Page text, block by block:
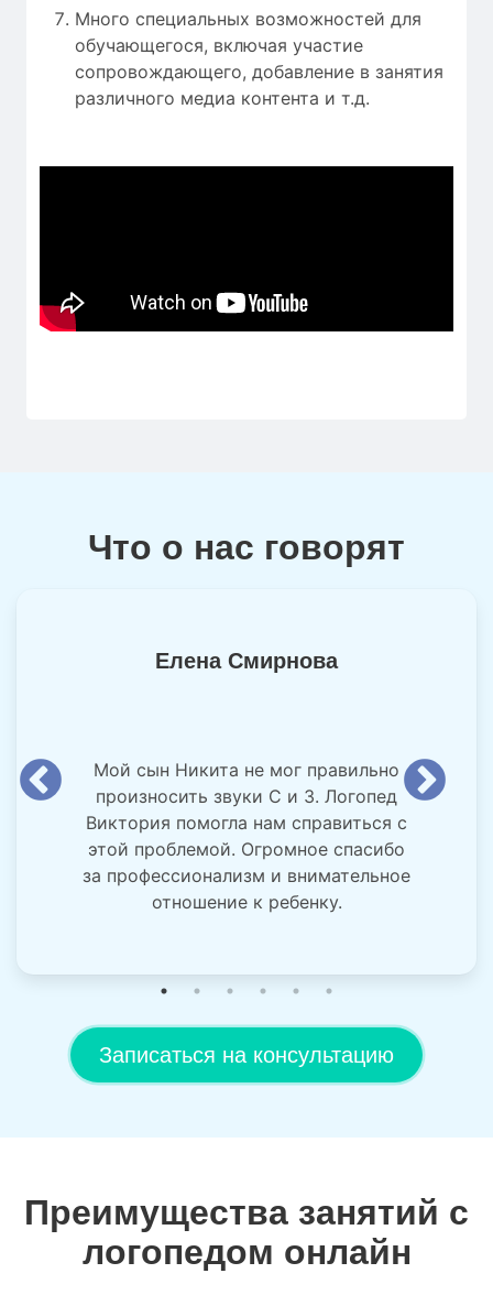
Много специальных возможностей для
обучающегося, включая участие
сопровождающего, добавление в занятия
различного медиа контента и т.д.
Что о нас говорят
Елена Смирнова
Мой сын Никита не мог правильно
произносить звуки С и З. Логопед
Виктория помогла нам справиться с
этой проблемой. Огромное спасибо
за профессионализм и внимательное
отношение к ребенку.
Записаться на консультацию
Преимущества занятий с
логопедом онлайн